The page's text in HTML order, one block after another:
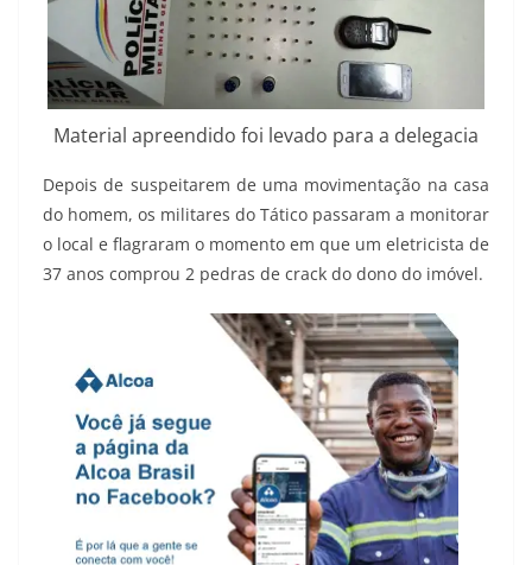
Material apreendido foi levado para a delegacia
Depois de suspeitarem de uma movimentação na casa
do homem, os militares do Tático passaram a monitorar
o local e flagraram o momento em que um eletricista de
37 anos comprou 2 pedras de crack do dono do imóvel.